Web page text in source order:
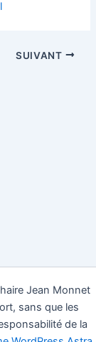
SUIVANT
Jean Monnet
sans que les
de la